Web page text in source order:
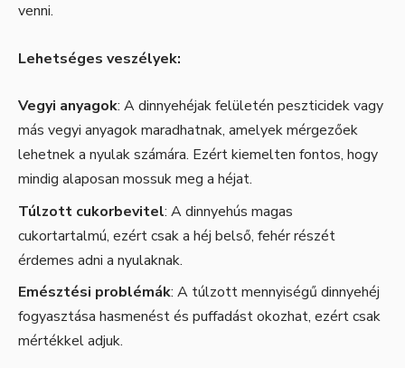
venni.
Lehetséges veszélyek:
Vegyi anyagok: A dinnyehéjak felületén peszticidek vagy
más vegyi anyagok maradhatnak, amelyek mérgezőek
lehetnek a nyulak számára. Ezért kiemelten fontos, hogy
mindig alaposan mossuk meg a héjat.
Túlzott cukorbevitel: A dinnyehús magas
cukortartalmú, ezért csak a héj belső, fehér részét
érdemes adni a nyulaknak.
Emésztési problémák: A túlzott mennyiségű dinnyehéj
fogyasztása hasmenést és puffadást okozhat, ezért csak
mértékkel adjuk.